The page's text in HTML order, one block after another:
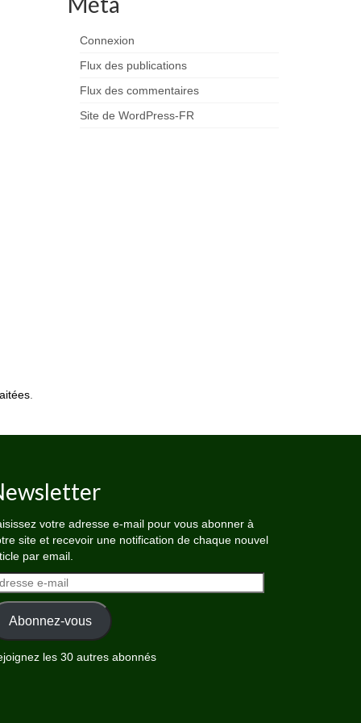
Connexion
Flux des publications
Flux des commentaires
Site de WordPress-FR
votre adresse e-mail pour vous abonner à
site et recevoir une notification de chaque nouvel
par email.
Abonnez-vous
les 30 autres abonnés